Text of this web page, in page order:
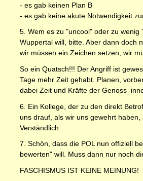
- es gab keinen Plan B
- es gab keine akute Notwendigkeit
5. Wem es zu "uncool" oder zu
Wuppertal will, bitte. Aber dann doch
wir müssen ein Zeichen setzen, wir
So ein Quatsch!!! Der Angriff ist
Tage mehr Zeit gehabt. Planen,
dabei Zeit und Kräfte der
6. Ein Kollege, der zu den direkt
uns drauf, als wir uns gewehrt
Verständlich.
7. Schön, dass die POL nun offiziell
bewerten" will. Muss dann nur noch
FASCHISMUS IST KEINE MEINUNG!